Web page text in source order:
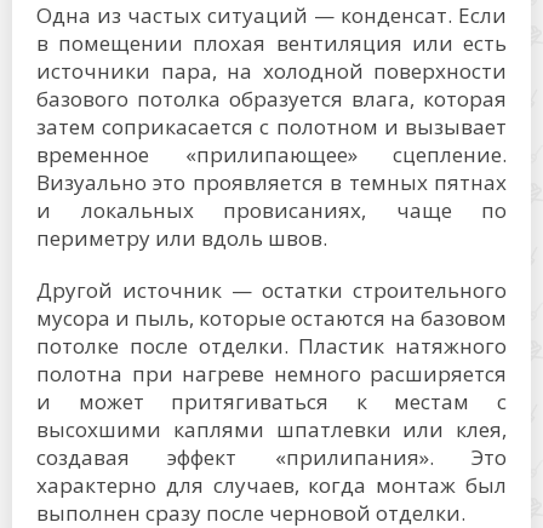
Одна из частых ситуаций — конденсат. Если
в помещении плохая вентиляция или есть
источники пара, на холодной поверхности
базового потолка образуется влага, которая
затем соприкасается с полотном и вызывает
временное «прилипающее» сцепление.
Визуально это проявляется в темных пятнах
и локальных провисаниях, чаще по
периметру или вдоль швов.
Другой источник — остатки строительного
мусора и пыль, которые остаются на базовом
потолке после отделки. Пластик натяжного
полотна при нагреве немного расширяется
и может притягиваться к местам с
высохшими каплями шпатлевки или клея,
создавая эффект «прилипания». Это
характерно для случаев, когда монтаж был
выполнен сразу после черновой отделки.